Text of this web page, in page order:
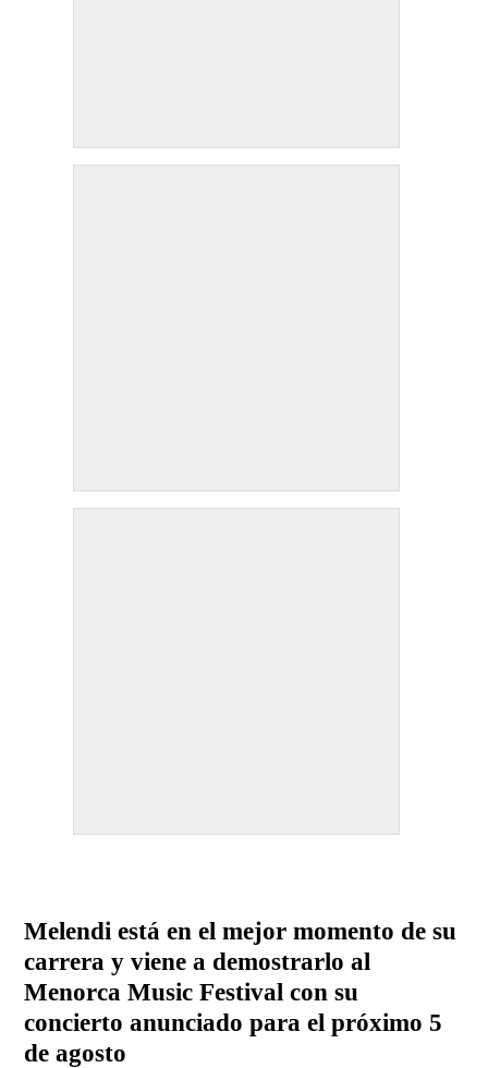
Melendi está en el mejor momento de su
carrera y viene a demostrarlo al
Menorca Music Festival con su
concierto anunciado para el próximo 5
de agosto